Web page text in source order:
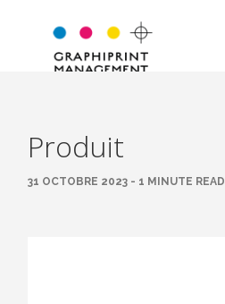
Produit
31 OCTOBRE 2023 - 1 MINUTE READ